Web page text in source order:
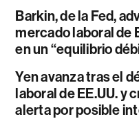
Barkin, de la Fed,
mercado laboral de
en un “equilibrio
Yen avanza tras el
laboral de EE.UU. y
alerta por posible